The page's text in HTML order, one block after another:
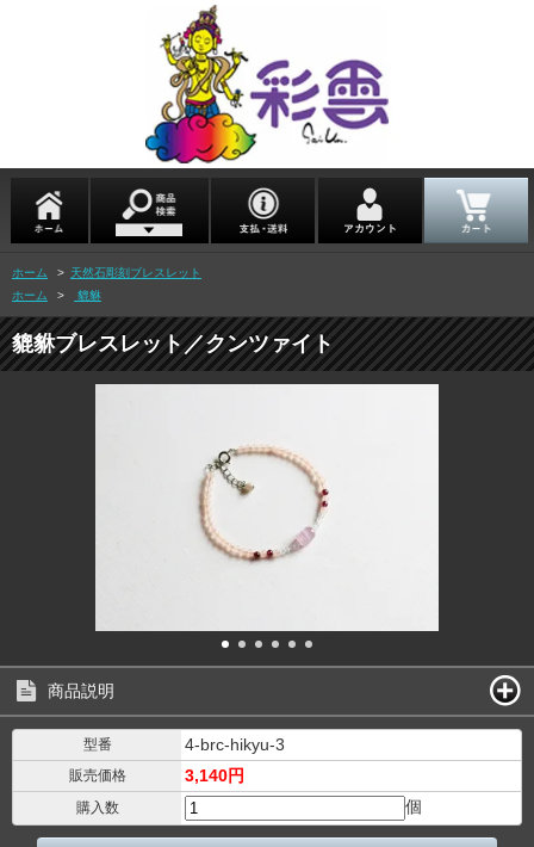
ホーム > 天然石彫刻ブレスレット
ホーム
> 貔貅
貔貅ブレスレット／クンツァイト
商品説明
型番 4-brc-hikyu-3
販売価格 3,140円
購入数 個